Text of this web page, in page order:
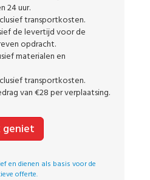
24 uur.
transportkosten.
de levertijd voor de
opdracht.
materialen en
transportkosten.
van €28 per verplaatsing.
geniet
en dienen als basis voor de
offerte.